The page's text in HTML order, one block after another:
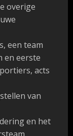
overige
een team
en eerste
acts
van
en het